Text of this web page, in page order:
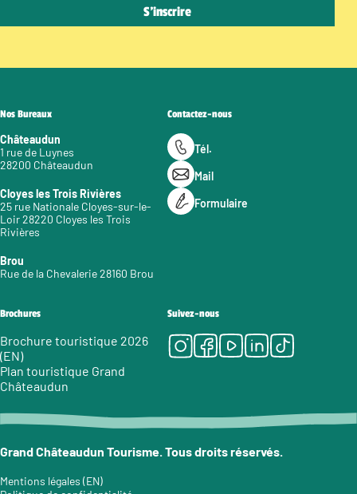
Nos Bureaux
Châteaudun
1 rue de Luynes
28200 Châteaudun
Cloyes les Trois Rivières
25 rue Nationale Cloyes-sur-le-
Loir 28220 Cloyes les Trois
Rivières
Brou
Rue de la Chevalerie 28160 Brou
Contactez-nous
Tél.
Mail
Formulaire
Brochures
Brochure touristique 2026
(EN)
Plan touristique Grand
Châteaudun
Suivez-nous
Instagram
Facebook
Youtube
LinkedIn
Tiktok
Grand Châteaudun Tourisme. Tous droits réservés.
Mentions légales (EN)